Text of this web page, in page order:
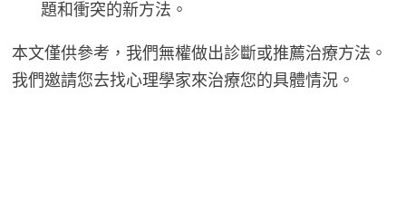
題和衝突的新方法。
本文僅供參考，我們無權做出診斷或推薦治療方法。
我們邀請您去找心理學家來治療您的具體情況。